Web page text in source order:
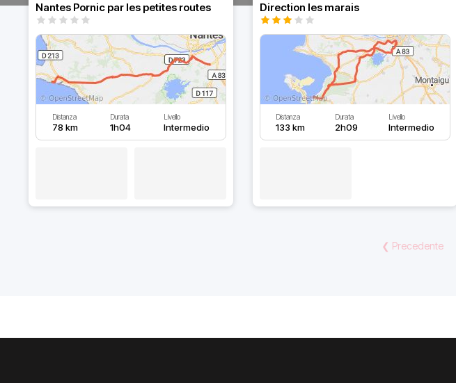
Nantes Pornic par les petites routes
Distanza
78 km
Durata
1h04
Livello
Intermedio
Direction les marais
Distanza
133 km
Durata
2h09
Livello
Intermedio
❮ Precedente